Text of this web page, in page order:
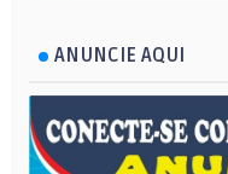
ANUNCIE AQUI